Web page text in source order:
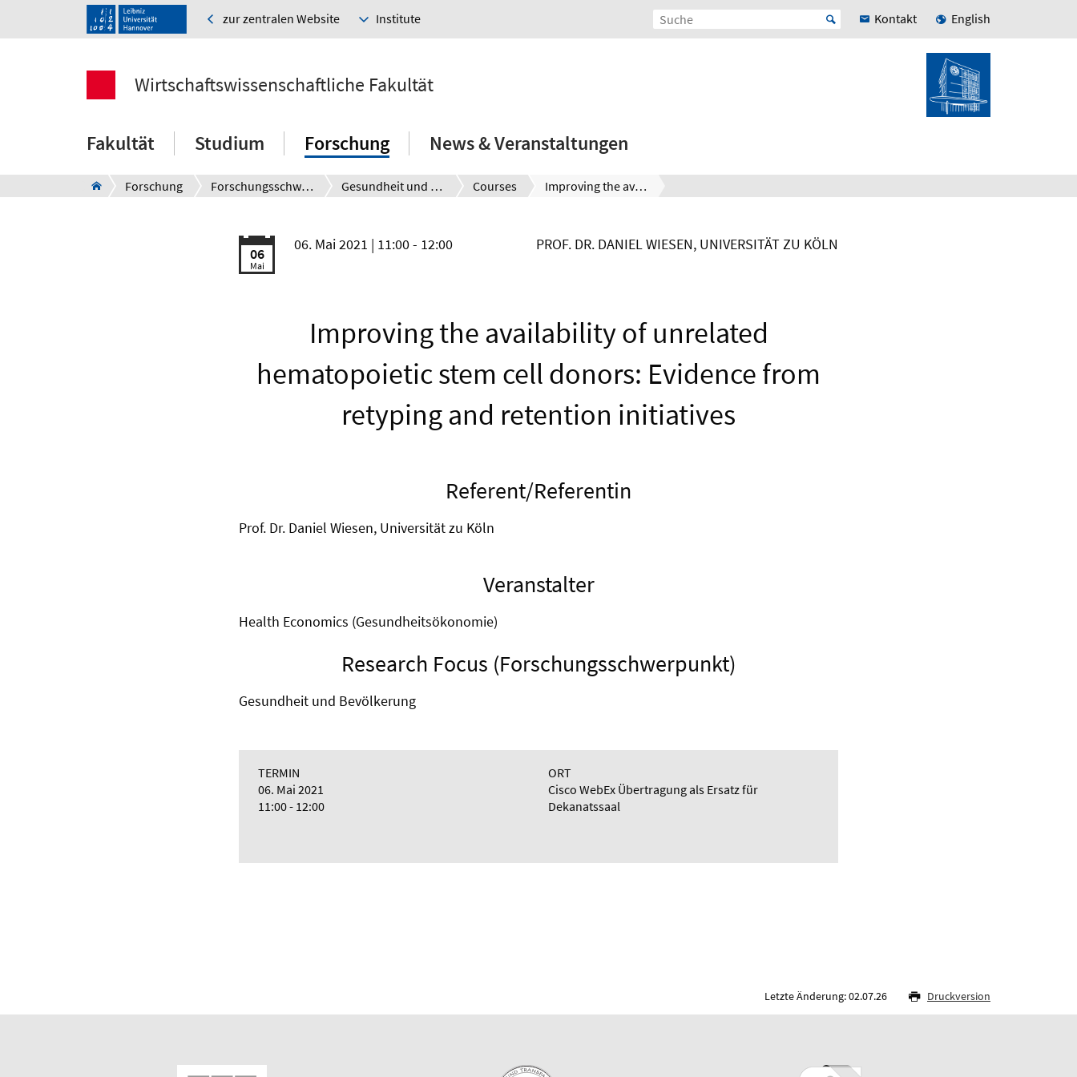
zur zentralen Website Institute Kontakt English
Wirtschaftswissenschaftliche Fakultät
Fakultät Studium Forschung News & Veranstaltungen
Forschung Forschungsschwerpunkte Gesundheit und Bevölkerung Courses Improving the availability of unrelated hematopoietic stem cell donors: Evidence from retyping and retention initiatives
06
Mai
06. Mai 2021 | 11:00 - 12:00 PROF. DR. DANIEL WIESEN, UNIVERSITÄT ZU KÖLN
Improving the availability of unrelated
hematopoietic stem cell donors: Evidence from
retyping and retention initiatives
Referent/Referentin
Prof. Dr. Daniel Wiesen, Universität zu Köln
Veranstalter
Health Economics (Gesundheitsökonomie)
Research Focus (Forschungsschwerpunkt)
Gesundheit und Bevölkerung
TERMIN
06. Mai 2021
11:00 - 12:00
ORT
Cisco WebEx Übertragung als Ersatz für
Dekanatssaal
Letzte Änderung: 02.07.26 Druckversion